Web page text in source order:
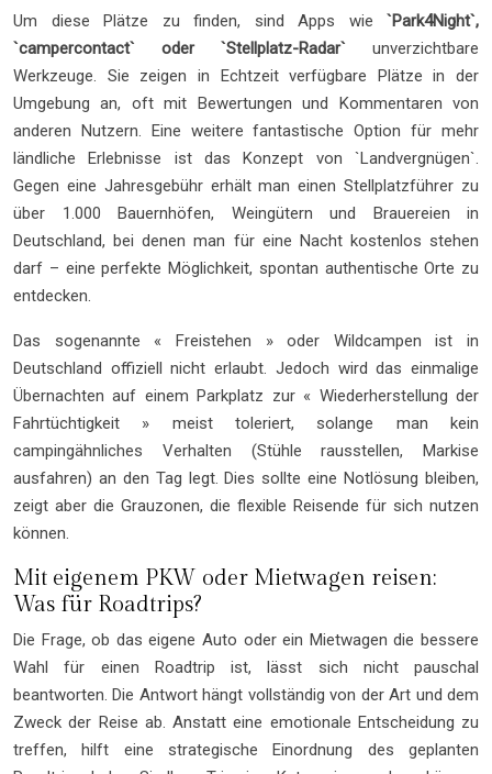
Um diese Plätze zu finden, sind Apps wie `Park4Night`,
`campercontact` oder `Stellplatz-Radar` unverzichtbare
Werkzeuge. Sie zeigen in Echtzeit verfügbare Plätze in der
Umgebung an, oft mit Bewertungen und Kommentaren von
anderen Nutzern. Eine weitere fantastische Option für mehr
ländliche Erlebnisse ist das Konzept von `Landvergnügen`.
Gegen eine Jahresgebühr erhält man einen Stellplatzführer zu
über 1.000 Bauernhöfen, Weingütern und Brauereien in
Deutschland, bei denen man für eine Nacht kostenlos stehen
darf – eine perfekte Möglichkeit, spontan authentische Orte zu
entdecken.
Das sogenannte « Freistehen » oder Wildcampen ist in
Deutschland offiziell nicht erlaubt. Jedoch wird das einmalige
Übernachten auf einem Parkplatz zur « Wiederherstellung der
Fahrtüchtigkeit » meist toleriert, solange man kein
campingähnliches Verhalten (Stühle rausstellen, Markise
ausfahren) an den Tag legt. Dies sollte eine Notlösung bleiben,
zeigt aber die Grauzonen, die flexible Reisende für sich nutzen
können.
Mit eigenem PKW oder Mietwagen reisen:
Was für Roadtrips?
Die Frage, ob das eigene Auto oder ein Mietwagen die bessere
Wahl für einen Roadtrip ist, lässt sich nicht pauschal
beantworten. Die Antwort hängt vollständig von der Art und dem
Zweck der Reise ab. Anstatt eine emotionale Entscheidung zu
treffen, hilft eine strategische Einordnung des geplanten